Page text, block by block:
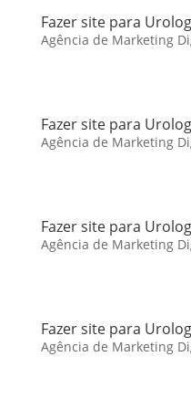
Fazer site para
Agência de Marketing
Fazer site para
Agência de Marketing
Fazer site para
Agência de Marketing
Fazer site para
Agência de Marketing